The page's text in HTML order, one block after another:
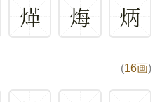
煂 烸 炳
(16画)